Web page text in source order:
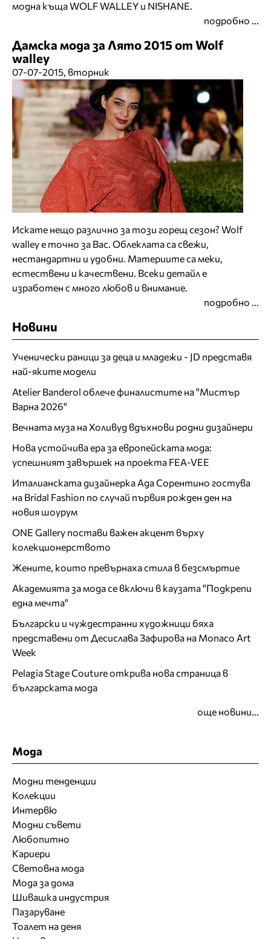
модна къща WOLF WALLEY и NISHANE.
подробно ...
Дамска мода за Лято 2015 от Wolf
walley
07-07-2015, вторник
Искате нещо различно за този горещ сезон? Wolf
walley е точно за Вас. Облеклата са свежи,
нестандартни и удобни. Материите са меки,
естествени и качествени. Всеки детайл е
изработен с много любов и внимание.
подробно ...
Новини
Ученически раници за деца и младежи - JD представя
най-яките модели
Atelier Banderol облече финалистите на "Мистър
Варна 2026"
Вечната муза на Холивуд вдъхнови родни дизайнери
Нова устойчива ера за европейската мода:
успешният завършек на проекта FEA-VEE
Италианската дизайнерка Ада Сорентино гостува
на Bridal Fashion по случай първия рожден ден на
новия шоурум
ONE Gallery постави важен акцент върху
колекционерството
Жените, които превърнаха стила в безсмъртие
Академията за мода се включи в каузата "Подкрепи
една мечта"
Български и чуждестранни художници бяха
представени от Десислава Зафирова на Monaco Art
Week
Pelagia Stage Couture открива нова страница в
българската мода
още новини...
Мода
Модни тенденции
Колекции
Интервю
Модни съвети
Любопитно
Кариери
Световна мода
Мода за дома
Шивашка индустрия
Пазаруване
Тоалет на деня